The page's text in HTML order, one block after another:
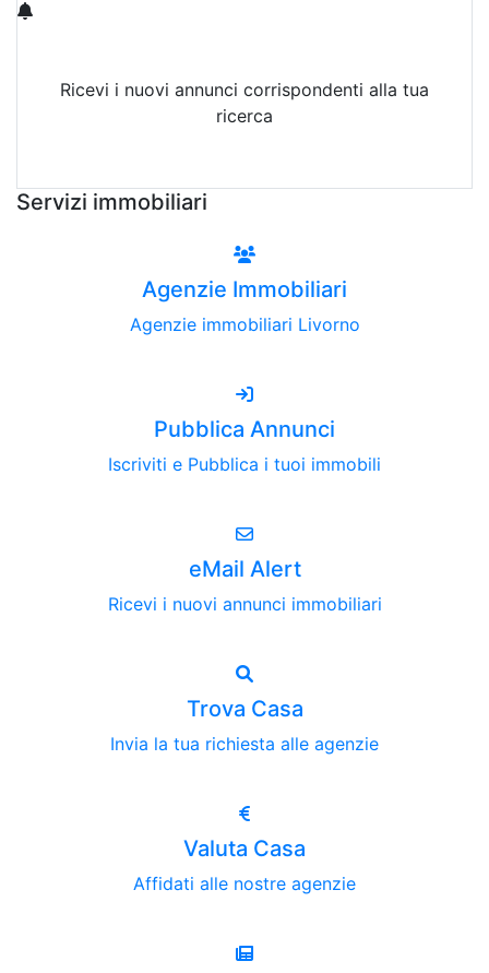
Ricevi i nuovi annunci corrispondenti alla tua
ricerca
Servizi immobiliari
Agenzie Immobiliari
Agenzie immobiliari Livorno
Pubblica Annunci
Iscriviti e Pubblica i tuoi immobili
eMail Alert
Ricevi i nuovi annunci immobiliari
Trova Casa
Invia la tua richiesta alle agenzie
Valuta Casa
Affidati alle nostre agenzie